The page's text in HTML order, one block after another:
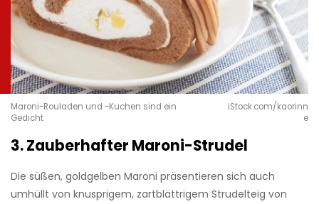
Maroni-Rouladen und -Kuchen sind ein
Gedicht
iStock.com/kaorinn
e
3. Zauberhafter Maroni-Strudel
Die süßen, goldgelben Maroni präsentieren sich auch
umhüllt von knusprigem, zartblättrigem Strudelteig von